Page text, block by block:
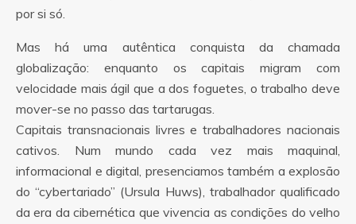
por si só.
Mas há uma autêntica conquista da chamada
globalização: enquanto os capitais migram com
velocidade mais ágil que a dos foguetes, o trabalho deve
mover-se no passo das tartarugas.
Capitais transnacionais livres e trabalhadores nacionais
cativos. Num mundo cada vez mais maquinal,
informacional e digital, presenciamos também a explosão
do “cybertariado” (Ursula Huws), trabalhador qualificado
da era da cibernética que vivencia as condições do velho